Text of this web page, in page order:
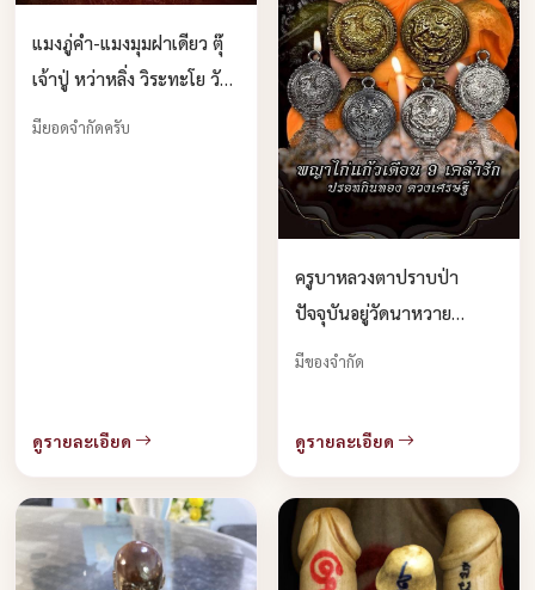
แมงภู่คำ-แมงมุมฝาเดียว ตุ๊
เจ้าปู่ หว่าหลิ่ง วิระทะโย วัด
เวฬุวัน ตำบลเมืองนะ อำเภอ
มียอดจำกัดครับ
ดูรายละเอียด
ครูบาหลวงตาปราบป่า
ปัจจุบันอยู่วัดนาหวาย
อ.เชียงดาว จ.เชียงใหม่ บูชา
มีของจำกัด
ดูรายละเอียด